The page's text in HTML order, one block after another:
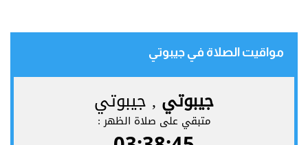
مواقيت الصلاة في جيبوتي‎